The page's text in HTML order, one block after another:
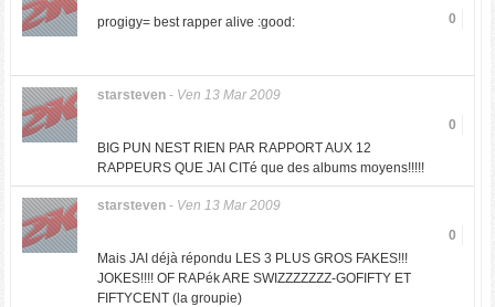
0
progigy= best rapper alive :good:
starsteven- Ven 13 Mar 2009
0
BIG PUN NEST RIEN PAR RAPPORT AUX 12
RAPPEURS QUE JAI CITé que des albums moyens!!!!!
starsteven- Ven 13 Mar 2009
0
Mais JAI déjà répondu LES 3 PLUS GROS FAKES!!!
JOKES!!!! OF RAPék ARE SWIZZZZZZZ-GOFIFTY ET
FIFTYCENT (la groupie)